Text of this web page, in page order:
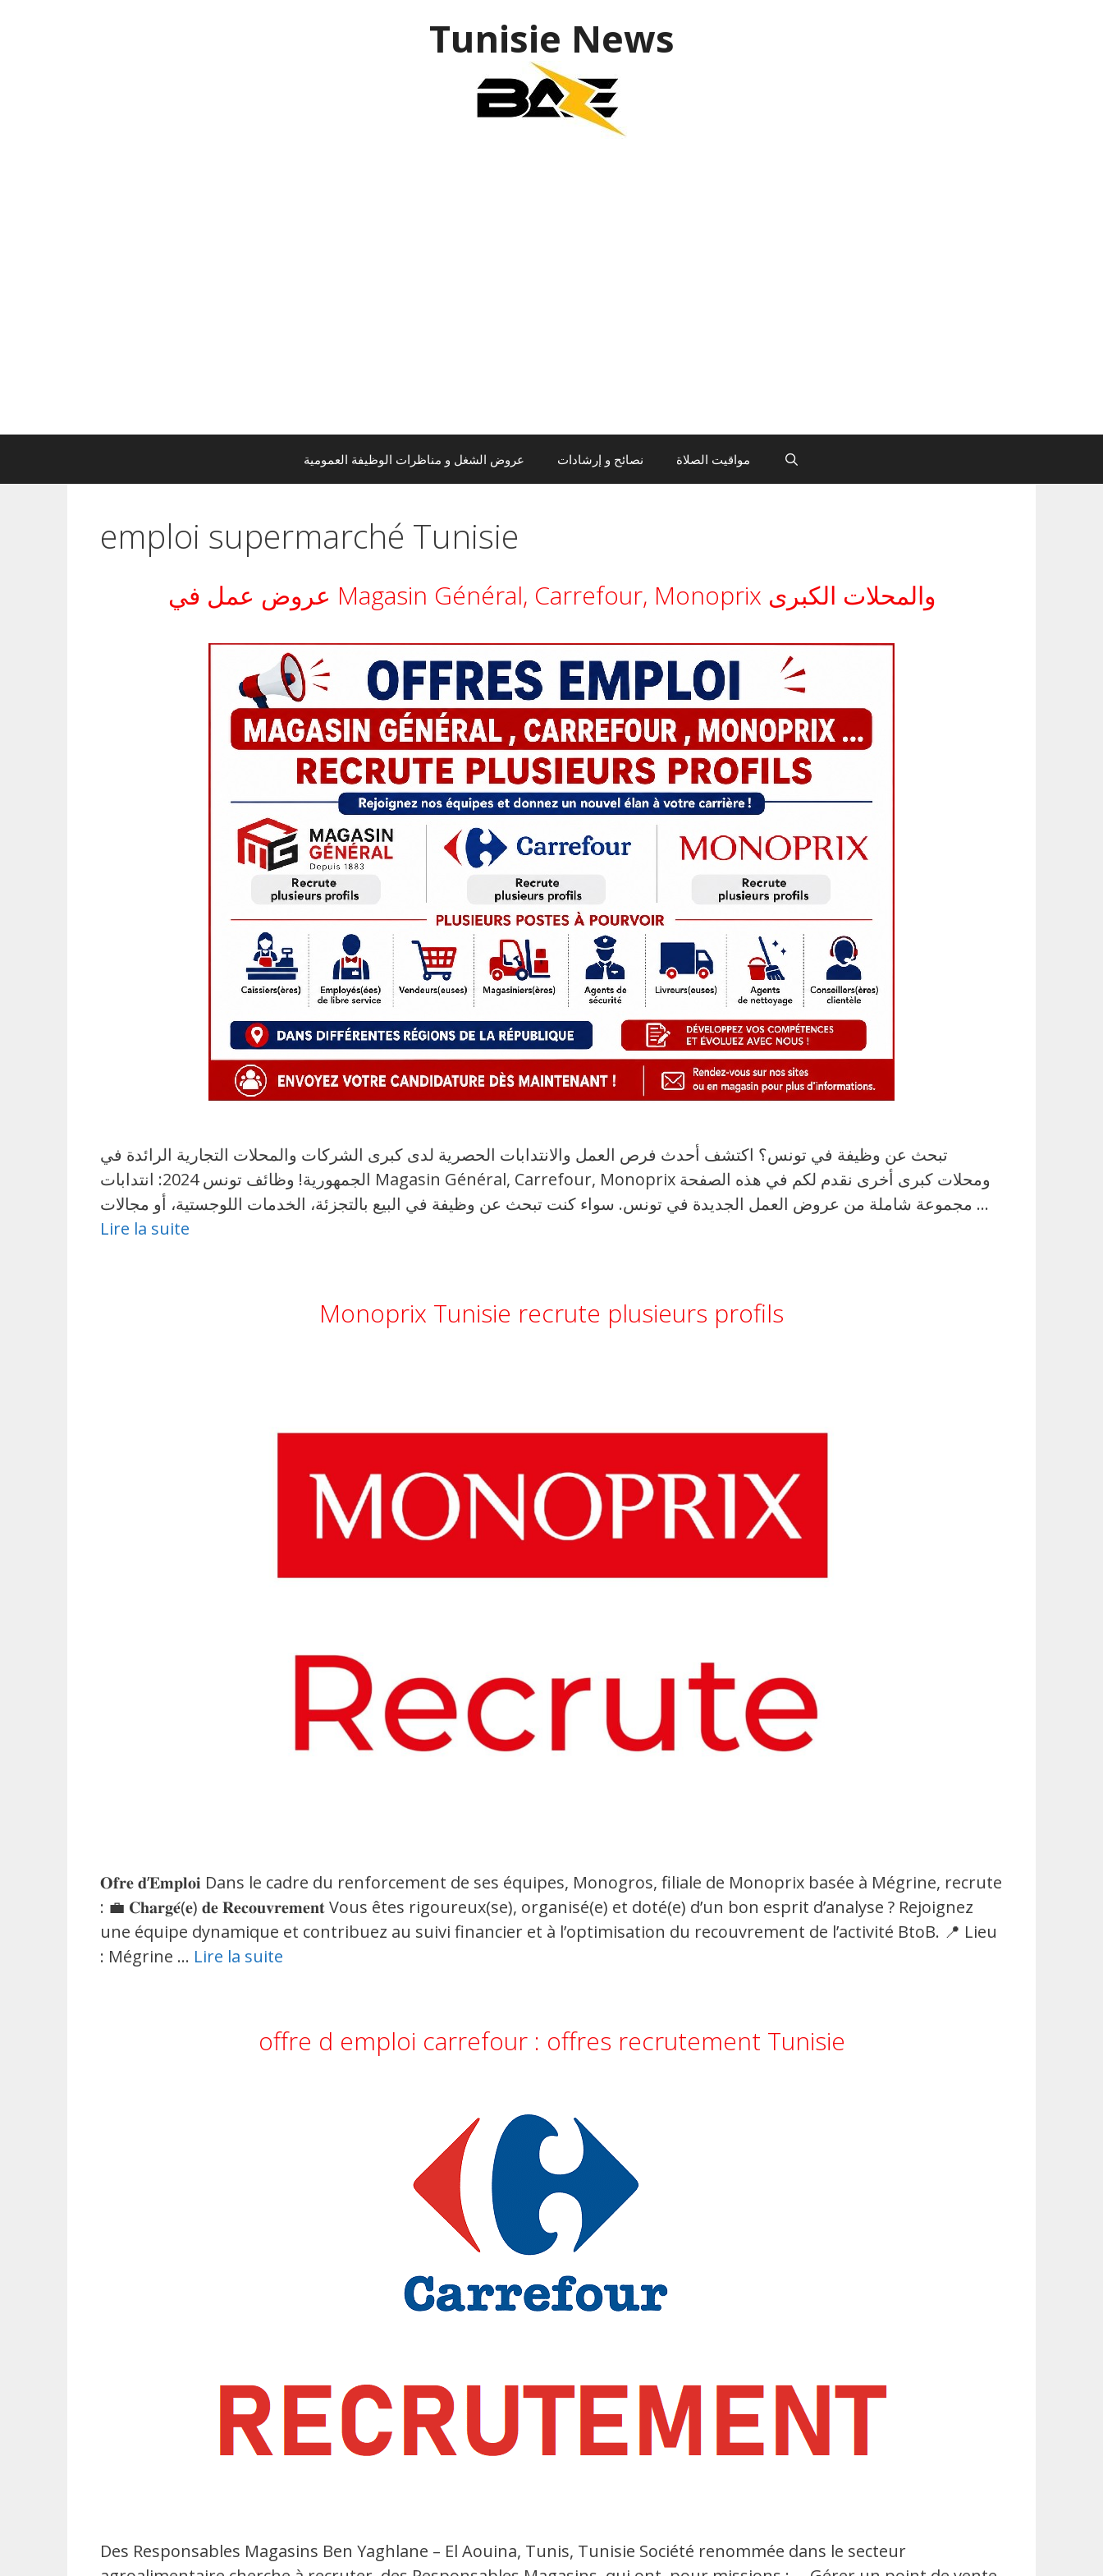
Tunisie News
عروض الشغل و مناظرات الوظيفة العمومية نصائح و إرشادات مواقيت الصلاة
emploi supermarché Tunisie
عروض عمل في Magasin Général, Carrefour, Monoprix والمحلات الكبرى
تبحث عن وظيفة في تونس؟ اكتشف أحدث فرص العمل والانتدابات الحصرية لدى كبرى الشركات والمحلات التجارية الرائدة في
الجمهورية! وظائف تونس 2024: انتدابات Magasin Général, Carrefour, Monoprix ومحلات كبرى أخرى نقدم لكم في هذه الصفحة
مجموعة شاملة من عروض العمل الجديدة في تونس. سواء كنت تبحث عن وظيفة في البيع بالتجزئة، الخدمات اللوجستية، أو مجالات …
Lire la suite
Monoprix Tunisie recrute plusieurs profils
𝐎𝐟𝐫𝐞 𝐝’𝐄𝐦𝐩𝐥𝐨𝐢 Dans le cadre du renforcement de ses équipes, Monogros, filiale de Monoprix basée à Mégrine, recrute
: 💼 𝐂𝐡𝐚𝐫𝐠𝐞́(𝐞) 𝐝𝐞 𝐑𝐞𝐜𝐨𝐮𝐯𝐫𝐞𝐦𝐞𝐧𝐭 Vous êtes rigoureux(se), organisé(e) et doté(e) d’un bon esprit d’analyse ? Rejoignez
une équipe dynamique et contribuez au suivi financier et à l’optimisation du recouvrement de l’activité BtoB. 📍 Lieu
: Mégrine … Lire la suite
offre d emploi carrefour : offres recrutement Tunisie
Des Responsables Magasins Ben Yaghlane – El Aouina, Tunis, Tunisie Société renommée dans le secteur